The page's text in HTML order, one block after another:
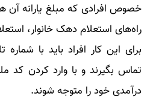
خصوص افرادی که مبلغ یارانه آن
راه‌های استعلام دهک خانوار،
تماس بگیرند و با وارد کردن
درآمدی خود را متوجه شوند.